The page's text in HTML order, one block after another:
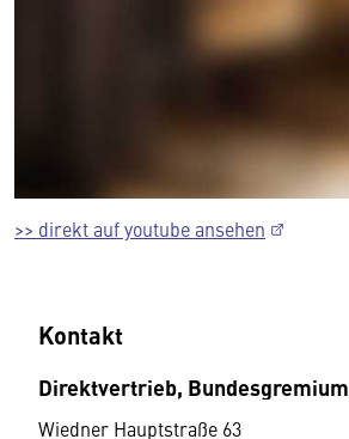
>> direkt auf youtube ansehen
Kontakt
Direktvertrieb, Bundesgremium
Wiedner Hauptstraße 63